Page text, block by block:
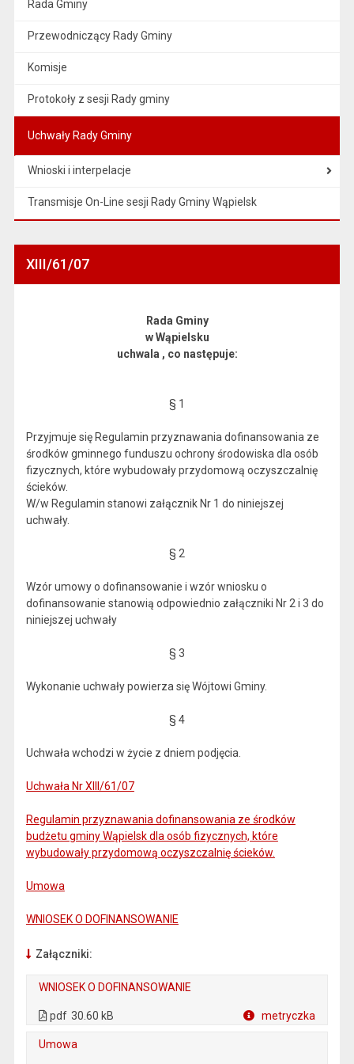
Rada Gminy
Przewodniczący Rady Gminy
Komisje
Protokoły z sesji Rady gminy
Uchwały Rady Gminy
Wnioski i interpelacje
Transmisje On-Line sesji Rady Gminy Wąpielsk
XIII/61/07
Rada Gminy
w Wąpielsku
uchwala , co następuje:
§ 1
Przyjmuje się Regulamin przyznawania dofinansowania ze
środków gminnego funduszu ochrony środowiska dla osób
fizycznych, które wybudowały przydomową oczyszczalnię
ścieków.
W/w Regulamin stanowi załącznik Nr 1 do niniejszej
uchwały.
§ 2
Wzór umowy o dofinansowanie i wzór wniosku o
dofinansowanie stanowią odpowiednio załączniki Nr 2 i 3 do
niniejszej uchwały
§ 3
Wykonanie uchwały powierza się Wójtowi Gminy.
§ 4
Uchwała wchodzi w życie z dniem podjęcia.
Uchwała Nr XIII/61/07
Regulamin przyznawania dofinansowania ze środków
budżetu gminy Wąpielsk dla osób fizycznych, które
wybudowały przydomową oczyszczalnię ścieków.
Umowa
WNIOSEK O DOFINANSOWANIE
Załączniki:
WNIOSEK O DOFINANSOWANIE
pdf 30.60 kB metryczka
Umowa